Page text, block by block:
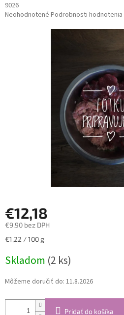
9026
Priemerné
Neohodnotené Podrobnosti hodnotenia
€12,18
€9,90 bez DPH
Jednotková
€1,22 / 100 g
Skladom (2 ks)
Môžeme doručiť do: 11.8.2026
Pridať do košíka